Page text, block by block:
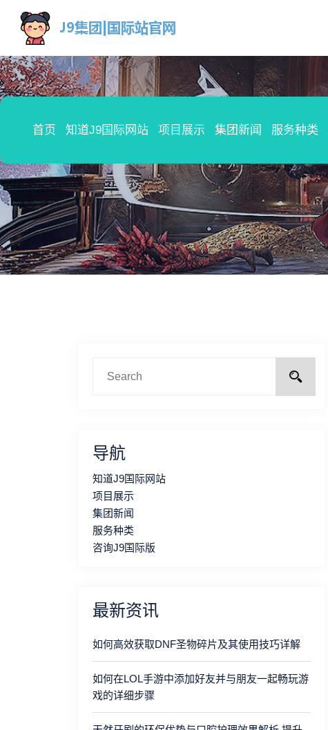
首页 知道J9国际网站 项目展示 集团新闻 服务种类
导航
知道J9国际网站
项目展示
集团新闻
服务种类
咨询J9国际版
最新资讯
如何高效获取DNF圣物碎片及其使用技巧详解
如何在LOL手游中添加好友并与朋友一起畅玩游
戏的详细步骤